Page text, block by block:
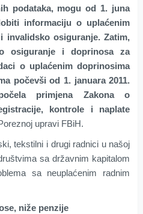
podataka, mogu od 1. juna
informaciju o uplaćenim
invalidsko osiguranje. Zatim,
osiguranje i doprinosa za
o uplaćenim doprinosima
počevši od 1. januara 2011.
primjena Zakona o
kontrole i naplate
upravi FBiH.
tekstilni i drugi radnici u našoj
sa državnim kapitalom
sa neuplaćenim radnim
niže penzije